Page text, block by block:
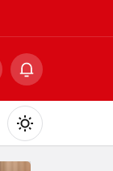
Mod
değiştir